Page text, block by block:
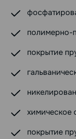
полимерно-
покрытие
химическое
покрытие